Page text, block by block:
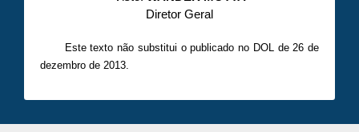
Diretor Geral
Este texto não substitui o publicado no DOL de 26 de
dezembro de 2013.